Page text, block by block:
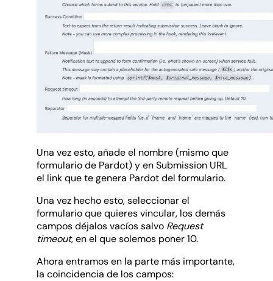
Una vez esto, añade el nombre (mismo que
formulario de Pardot) y en Submission URL
el link que te genera Pardot del formulario.
Una vez hecho esto, seleccionar el
formulario que quieres vincular, los demás
campos déjalos vacíos salvo Request
timeout, en el que solemos poner 10.
Ahora entramos en la parte más importante,
la coincidencia de los campos: